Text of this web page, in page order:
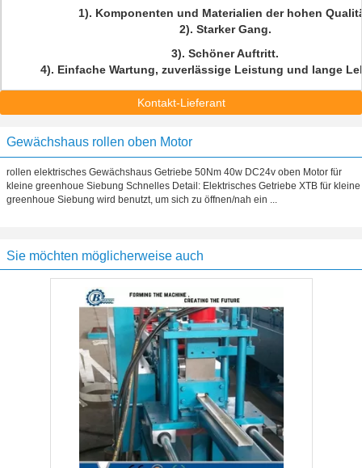
1). Komponenten und Materialien der hohen
2). Starker Gang.
3). Schöner Auftritt.
4). Einfache Wartung, zuverlässige Leistung und lange
Kontakt-Lieferant
Gewächshaus rollen oben Motor
rollen elektrisches Gewächshaus Getriebe 50Nm 40w DC24v oben Motor für
kleine greenhoue Siebung Schnelles Detail: Elektrisches Getriebe XTB für kleine
greenhoue Siebung wird benutzt, um sich zu öffnen/nah ein ...
Sie möchten möglicherweise auch